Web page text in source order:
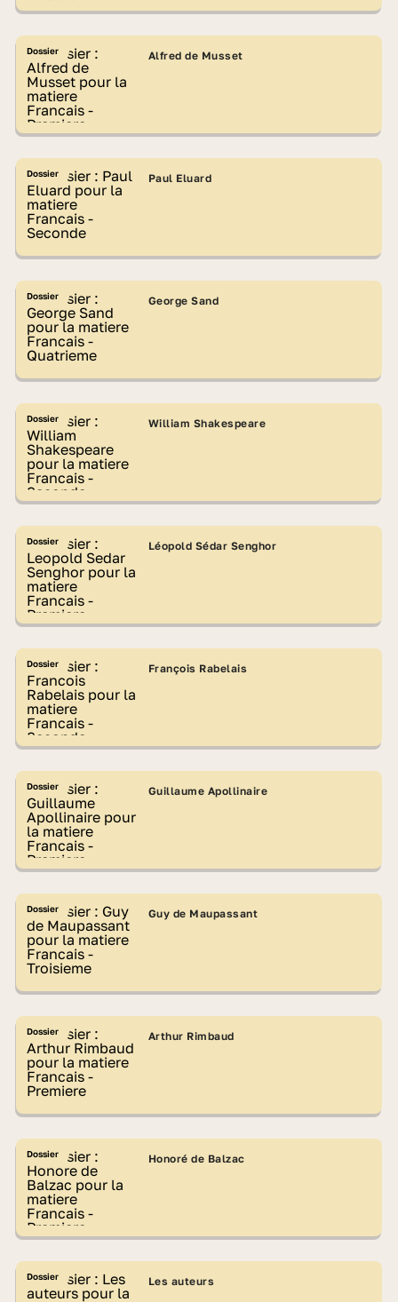
Dossier Alfred de Musset
Dossier Paul Eluard
Dossier George Sand
Dossier William Shakespeare
Dossier Léopold Sédar Senghor
Dossier François Rabelais
Dossier Guillaume Apollinaire
Dossier Guy de Maupassant
Dossier Arthur Rimbaud
Dossier Honoré de Balzac
Dossier Les auteurs